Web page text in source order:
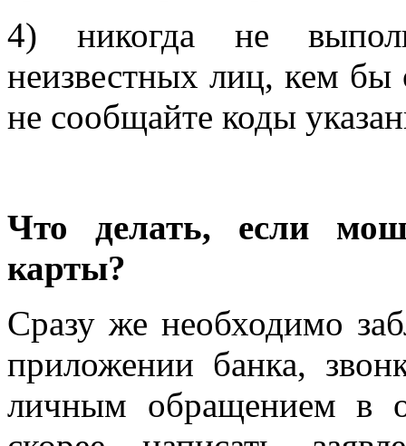
4) никогда не
неизвестных лиц, кем бы
не сообщайте коды
Что делать, если
карты?
Сразу же необходимо
приложении банка,
личным обращением в